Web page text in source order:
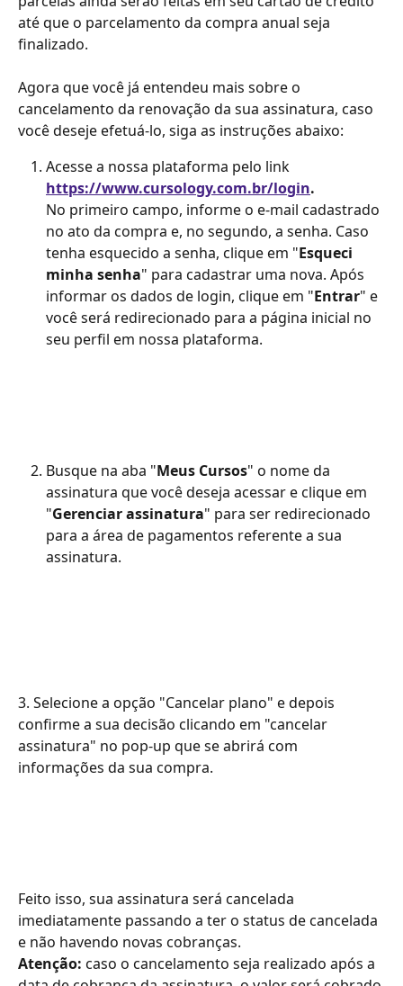
até que o parcelamento da compra anual seja
finalizado.
Agora que você já entendeu mais sobre o
cancelamento da renovação da sua assinatura, caso
você deseje efetuá-lo, siga as instruções abaixo:
Acesse a nossa plataforma pelo link
https://www.cursology.com.br/login.
No primeiro campo, informe o e-mail cadastrado
no ato da compra e, no segundo, a senha. Caso
tenha esquecido a senha, clique em "Esqueci
minha senha" para cadastrar uma nova. Após
informar os dados de login, clique em "Entrar" e
você será redirecionado para a página inicial no
seu perfil em nossa plataforma.
Busque na aba "Meus Cursos" o nome da
assinatura que você deseja acessar e clique em
"Gerenciar assinatura" para ser redirecionado
para a área de pagamentos referente a sua
assinatura.
3. Selecione a opção "Cancelar plano" e depois
confirme a sua decisão clicando em "cancelar
assinatura" no pop-up que se abrirá com
informações da sua compra.
Feito isso, sua assinatura será cancelada
imediatamente passando a ter o status de cancelada
e não havendo novas cobranças.
Atenção: caso o cancelamento seja realizado após a